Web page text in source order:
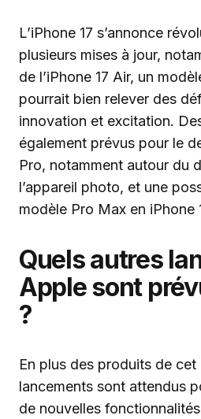
L’iPhone 17 s’annonce
plusieurs mises à jour,
de l’iPhone 17 Air, un
pourrait bien relever des
innovation et excitation.
également prévus pour le
Pro, notamment autour du
l’appareil photo, et une
modèle Pro Max en iPhone
Quels autres
Apple sont
?
En plus des produits de cet
lancements sont attendus
de nouvelles